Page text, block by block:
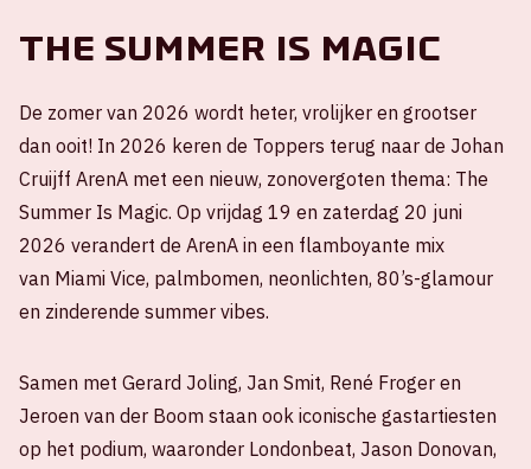
The Summer Is Magic
De zomer van 2026 wordt heter, vrolijker en grootser
dan ooit! In 2026 keren de Toppers terug naar de Johan
Cruijff ArenA met een nieuw, zonovergoten thema: The
Summer Is Magic. Op vrijdag 19 en zaterdag 20 juni
2026 verandert de ArenA in een flamboyante mix
van Miami Vice, palmbomen, neonlichten, 80’s-glamour
en zinderende summer vibes.
Samen met Gerard Joling, Jan Smit, René Froger en
Jeroen van der Boom staan ook iconische gastartiesten
op het podium, waaronder Londonbeat, Jason Donovan,